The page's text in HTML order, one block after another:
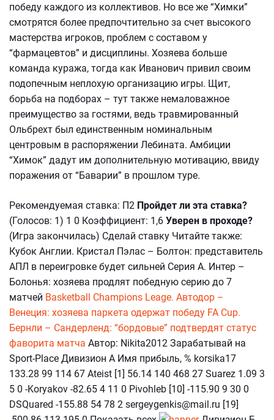
победу каждого из коллективов. Но все же “Химки”
смотрятся более предпочтительно за счет высокого
мастерства игроков, проблем с составом у
“фармацевтов” и дисциплины. Хозяева больше
команда куража, тогда как Иванович привил своим
подопечным неплохую организацию игры. Щит,
борьба на подборах – тут также немаловажное
преимущество за гостями, ведь травмированный
Ольбрехт был единственным номинальным
центровым в распоряжении Лебината. Амбиции
“Химок” дадут им дополнительную мотивацию, ввиду
поражения от “Баварии” в прошлом туре.
Рекомендуемая ставка: П2 Пройдет ли эта ставка?
(Голосов: 1) 1 0 Коэффициент: 1,6 Уверен в проходе?
(Игра закончилась) Сделай ставку Читайте также:
Кубок Англии. Кристал Пэлас – Болтон: представитель
АПЛ в переигровке будет сильней Серия А. Интер –
Болонья: хозяева продлят победную серию до 7
матчей Basketball Champions Leage. Автодор –
Венеция: хозяева паркета одержат победу FA Cup.
Бернли – Сандерленд: “бордовые” подтвердят статус
фаворита матча Автор: Nikita2012 Зарабатывай на
Sport-Place Дивизион А Имя прибыль, % korsika17
133.28 99 114 67 Ateist [1] 56.14 140 468 27 Suarez 1.09 3
5 0 -Koryakov -82.65 4 11 0 Pivohleb [10] -115.90 9 30 0
DSQuared -155.88 54 78 2 sergeygenkis@mail.ru [19]